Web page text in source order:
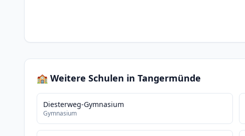
🏫 Weitere Schulen in Tangermünde
Diesterweg-Gymnasium
Gymnasium